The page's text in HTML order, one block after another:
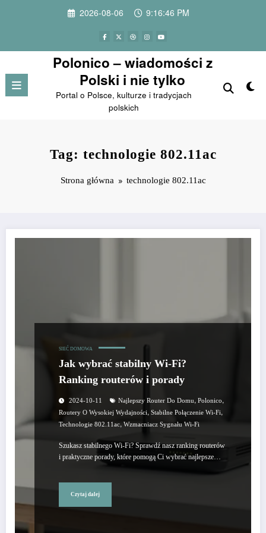
2026-08-06 9:16:46 PM
Polonico – wiadomości z
Polski i nie tylko
Portal o Polsce, kulturze i tradycjach
polskich
Tag: technologie 802.11ac
Strona główna technologie 802.11ac
SIEĆ DOMOWA
Jak wybrać stabilny Wi-Fi?
Ranking routerów i porady
2024-10-11 Najlepszy Router Do Domu, Polonico,
Routery O Wysokiej Wydajności, Stabilne Połączenie Wi-Fi,
Technologie 802.11ac, Wzmacniacz Sygnału Wi-Fi
Szukasz stabilnego Wi-Fi? Sprawdź nasz ranking routerów
i praktyczne porady, które pomogą Ci wybrać najlepsze…
Czytaj dalej